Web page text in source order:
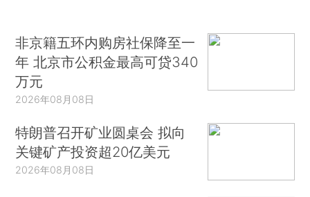
非京籍五环内购房社保降至一
年 北京市公积金最高可贷340
万元
2026年08月08日
特朗普召开矿业圆桌会 拟向
关键矿产投资超20亿美元
2026年08月08日